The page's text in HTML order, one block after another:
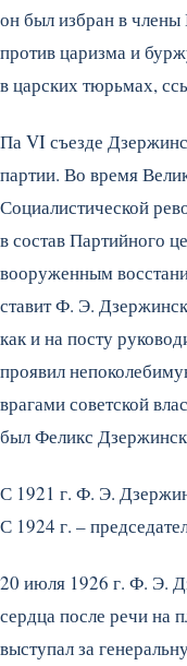
он был избран в
против царизма и
в царских тюрьмах,
Па VI съезде
партии. Во время
Социалистической
в состав Партийного
вооруженным
ставит Ф. Э.
как и на посту
проявил
врагами советской
был Феликс
С 1921 г. Ф. Э.
С 1924 г. –
20 июля 1926 г. Ф. Э.
сердца после речи на
выступал за